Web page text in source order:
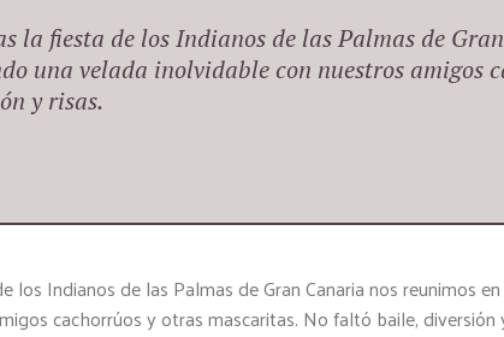
la fiesta de los Indianos de las Palmas de
una velada inolvidable con nuestros amigos
y risas.
Indianos de las Palmas de Gran Canaria nos reunimos
cachorrúos y otras mascaritas. No faltó baile, diversión